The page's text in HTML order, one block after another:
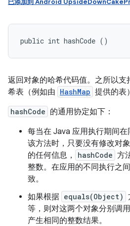
已添加到 Android
public int hashCode ()
返回对象的哈希代码值。之所以支
希表（例如由 HashMap 提供的表
hashCode 的通用协定如下：
每当在 Java 应用执行期间
该方法时，只要没有修改对
的任何信息，
hashCode 方
整数。在应用的不同执行之
致。
如果根据 equals(Object)
等，则对这两个对象分别调用
产生相同的整数结果。